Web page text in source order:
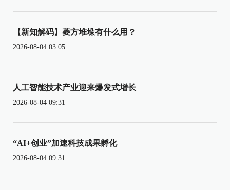
【新知解码】菱方堆垛有什么用？
2026-08-04 03:05
人工智能技术产业迎来爆发式增长
2026-08-04 09:31
“AI+创业”加速科技成果孵化
2026-08-04 09:31